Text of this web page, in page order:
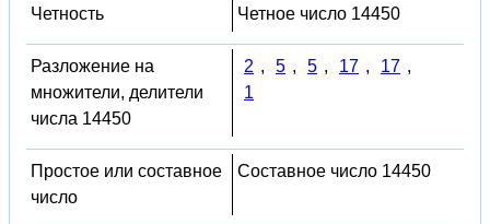
Четность Четное число 14450
Разложение на
множители, делители
числа 14450
2 , 5 , 5 , 17 , 17 ,
1
Простое или составное
число
Составное число 14450